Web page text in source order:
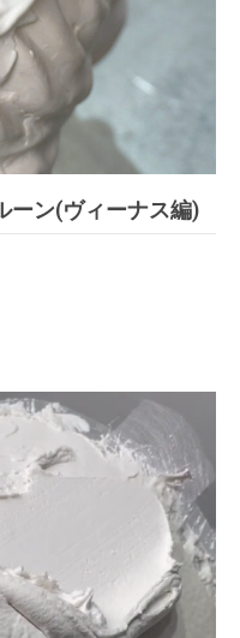
ーン(ヴィーナス編)